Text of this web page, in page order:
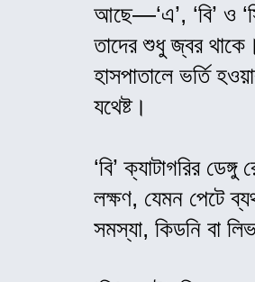
আছে—‘এ’, ‘বি’ ও
তাদের শুধু জ্বর
হাসপাতালে ভর্তি
যথেষ্ট।
‘বি’ ক্যাটাগরির
লক্ষণ, যেমন পেটে
সমস্যা, কিডনি বা